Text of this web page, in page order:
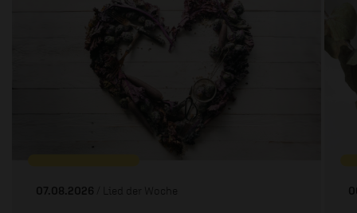
07.08.2026 / Lied der Woche